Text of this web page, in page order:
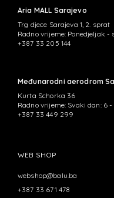
Aria MALL Sarajevo
Trg djece Sarajeva 1, 2. sprat
Radno vrijeme: Ponedjeljak -
+387 33 205 144
Međunarodni aerodrom
Kurta Schorka 36
Radno vrijeme: Svaki dan: 6
+387 33 449 299
WEB SHOP
webshop@balu.ba
+387 33 671 478